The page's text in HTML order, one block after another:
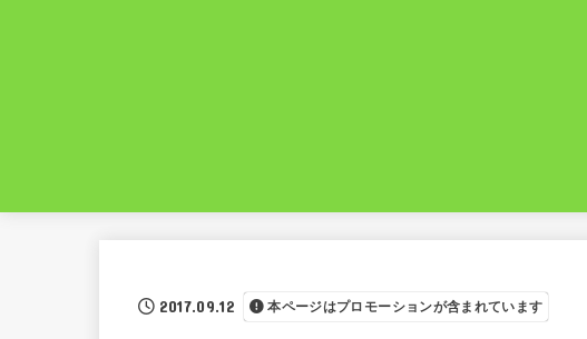
2017.09.12 本ページはプロモーションが含まれています